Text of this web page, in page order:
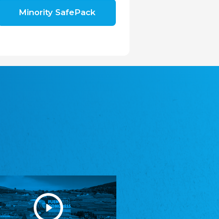
republice, z.s.
Landesversammlung der deutschen Vereine
Sydslesvigsk Forening e. V.
Südschleswigscher Verein
Youth of European Nationalities (YEN)
Jugend Europäischer Volksgruppen (JEV)
Minority SafePack